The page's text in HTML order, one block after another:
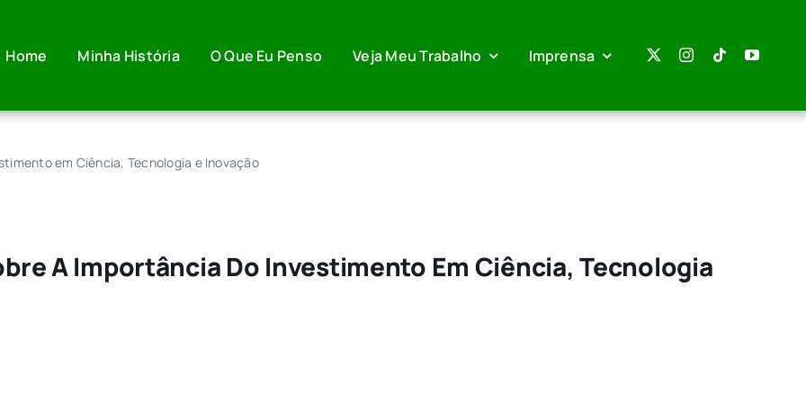
Home Minha História O Que Eu Penso Veja Meu Trabalho Imprensa
em Ciência, Tecnologia e Inovação
A Importância Do Investimento Em Ciência, Tecnologia